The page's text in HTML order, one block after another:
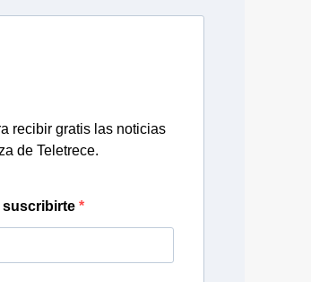
recibir gratis las noticias
de Teletrece.
suscribirte